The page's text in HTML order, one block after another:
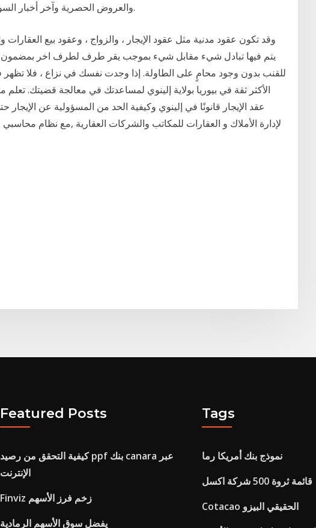
والعروض الحصرية وآخر أخبار السوق العقاري من خلال منصة عربية.
وقد تكون عقود مدنية مثل عقود الإيجار ، والزواج ، وعقود بيع
يتم فيها تبادل شيء مقابل شيء بموجب يقر طرف لطرف اخر بمضمون
للقنب بدون وجود محامٍ على الطاولة. إذا وجدت نفسك في نزاع ، فلا
الأكثر ثقة في بيوريا بولاية إلينوي لمساعدتك في معالجة قضيتك.
عقد الإيجار قانونًا في إلينوي وكيفية الحد من المسؤولية عن الإيجار
لإدارة الأملاك و العقارات للمكاتب والشركات العقارية ,مع نظام
Featured Posts
كيفية التحقق من رصيد ppf بنك canara عبر
الإنترنت
Finviz زخم فرز الأسهم
يفضل سوق الأسهم الرمادية
Tags
نموذج بنك أمريكا رما
قائمة ثروة 500 شركة اكسل
Cotacao الحقيقي البيزو